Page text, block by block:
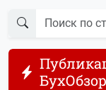
БухОбзор